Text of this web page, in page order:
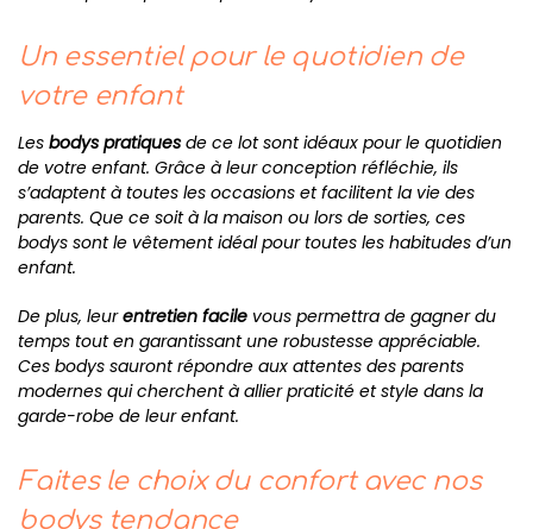
Un essentiel pour le quotidien de
votre enfant
Les bodys pratiquesde ce lot sont idéaux pour le quotidien
de votre enfant. Grâce à leur conception réfléchie, ils
s’adaptent à toutes les occasions et facilitent la vie des
parents. Que ce soit à la maison ou lors de sorties, ces
bodys sont le vêtement idéal pour toutes les habitudes d’un
enfant.
De plus, leurentretien facile vous permettra de gagner du
temps tout en garantissant une robustesse appréciable.
Ces bodys sauront répondre aux attentes des parents
modernes qui cherchent à allier praticité et style dans la
garde-robe de leur enfant.
Faites le choix du confort avec nos
bodys tendance